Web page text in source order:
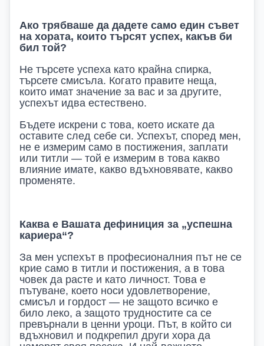
Ако трябваше да дадете само един съвет
на хората, които търсят успех, какъв би
бил той?
Не търсете успеха като крайна спирка,
търсете смисъла. Когато правите неща,
които имат значение за вас и за другите,
успехът идва естествено.
Бъдете искрени с това, което искате да
оставите след себе си. Успехът, според мен,
не е измерим само в постижения, заплати
или титли — той е измерим в това какво
влияние имате, какво вдъхновявате, какво
променяте.
Каква е Вашата дефиниция за „успешна
кариера“?
За мен успехът в професионалния път не се
крие само в титли и постижения, а в това
човек да расте и като личност. Това е
пътуване, което носи удовлетворение,
смисъл и гордост — не защото всичко е
било леко, а защото трудностите са се
превърнали в ценни уроци. Път, в който си
вдъхновил и подкрепил други хора да